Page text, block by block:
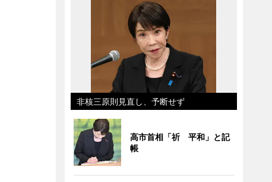
非核三原則見直し、予断せず
高市首相「祈 平和」と記
帳